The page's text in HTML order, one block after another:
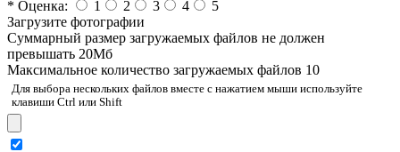
* Оценка: 1 2 3 4
5
Загрузите фотографии
Cуммарный размер загружаемых файлов не должен
превышать 20Мб
Максимальное количество загружаемых файлов 10
Для выбора нескольких файлов вместе с нажатием мыши используйте
клавиши Ctrl или Shift